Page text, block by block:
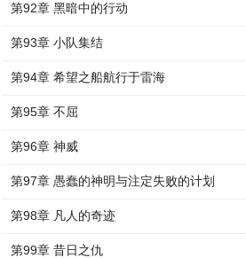
第92章 黑暗中的行动
第93章 小队集结
第94章 希望之船航行于雷海
第95章 不屈
第96章 神威
第97章 愚蠢的神明与注定失败的计划
第98章 凡人的奇迹
第99章 昔日之仇